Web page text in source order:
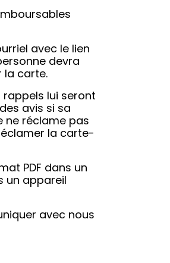
avec le lien
devra
la carte.
lui seront
avis si sa
ne réclame pas
la carte-
PDF dans un
un appareil
avec nous